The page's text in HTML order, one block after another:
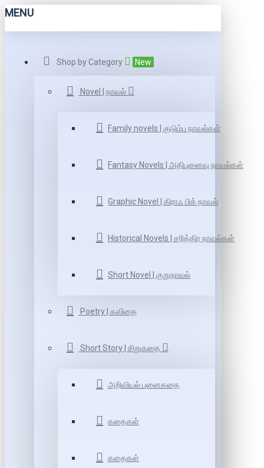
MENU
Shop by Category New
Novel | நாவல்
Family novels | குடும்ப நாவல்கள்
Fantasy Novels | அதிபுனைவு நாவல்கள்
Graphic Novel | கிராஃ பிக் நாவல்
Historical Novels | சரித்திர நாவல்கள்
Short Novel | குறுநாவல்
Poetry | கவிதை
Short Story | சிறுகதை
அறிவியல் புனைகதை
கதைகள்
கதைகள்